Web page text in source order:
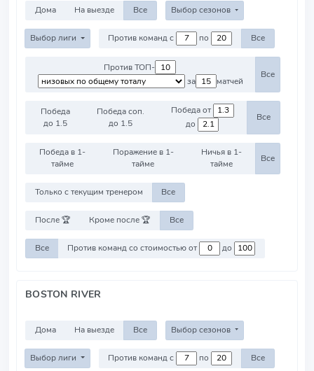
Дома На выезде Все Выбор сезонов
Выбор лиги Против команд с по Все
Против ТОП-
за
матчей
Все
Победа
до 1.5
Победа соп.
до 1.5
Победа от
до
Все
Победа в 1-
тайме
Поражение в 1-
тайме
Ничья в 1-
тайме
Все
Только с текущим тренером Все
После 🏆 Кроме после 🏆 Все
Все Против команд со стоимостью от до
BOSTON RIVER
Дома На выезде Все Выбор сезонов
Выбор лиги Против команд с по Все